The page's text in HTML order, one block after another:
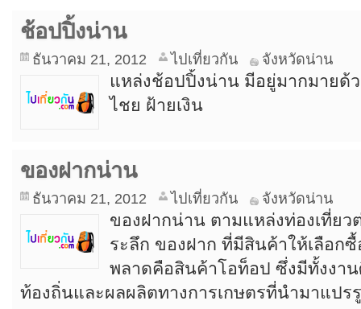
ช้อปปิ้งน่าน
ธันวาคม 21, 2012 ไปเที่ยวกัน จังหวัดน่าน
แหล่งช้อปปิ้งน่าน มีอยู่มากมายด้
ไชย ฝ้ายเงิน
ของฝากน่าน
ธันวาคม 21, 2012 ไปเที่ยวกัน จังหวัดน่าน
ของฝากน่าน ตามแหล่งท่องเที่ยว
ระลึก ของฝาก ที่มีสินค้าให้เลือก
พลาดคือสินค้าโอท็อป ซึ่งมีทั้งงา
ท้องถิ่นและผลผลิตทางการเกษตรที่นำมาแปร